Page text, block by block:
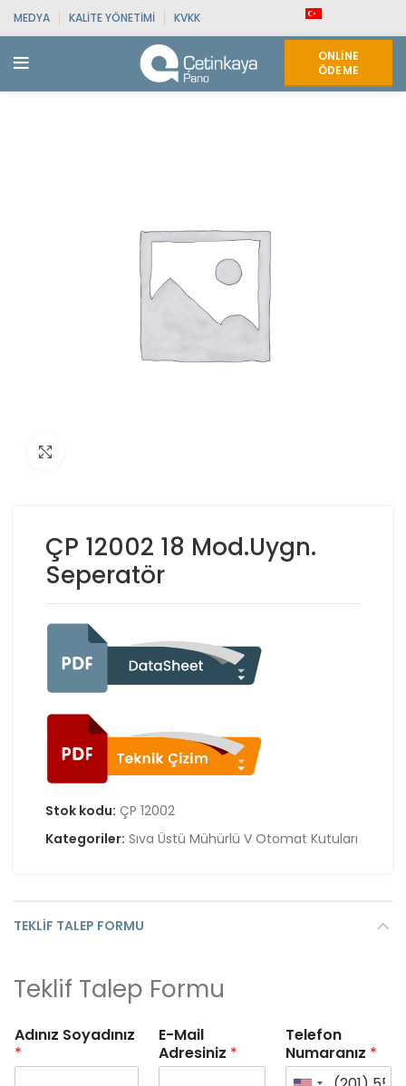
MEDYA KALITE YÖNETIMI KVKK
ONLINE
ÖDEME
ÇP 12002 18 Mod.Uygn.
Seperatör
Stok kodu: ÇP 12002
Kategoriler: Sıva Üstü Mühürlü V Otomat Kutuları
TEKLIF TALEP FORMU
Teklif Talep Formu
Adınız Soyadınız
*
E-Mail
Adresiniz *
Telefon
Numaranız *